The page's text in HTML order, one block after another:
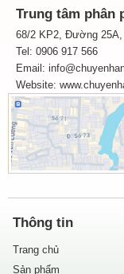
Trung tâm phân
68/2 KP2, Đường 25A,
Tel: 0906 917 566
Email:
Website:
Thông tin
Trang chủ
Sản phẩm